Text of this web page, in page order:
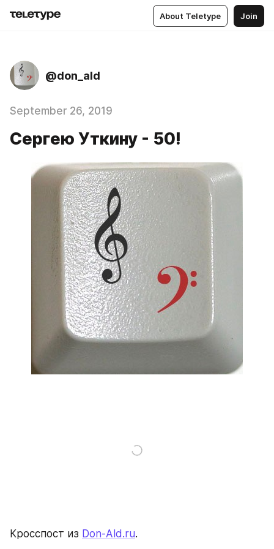
About Teletype Join
@don_ald
September 26, 2019
Сергею Уткину - 50!
Кросспост из Don-Ald.ru.